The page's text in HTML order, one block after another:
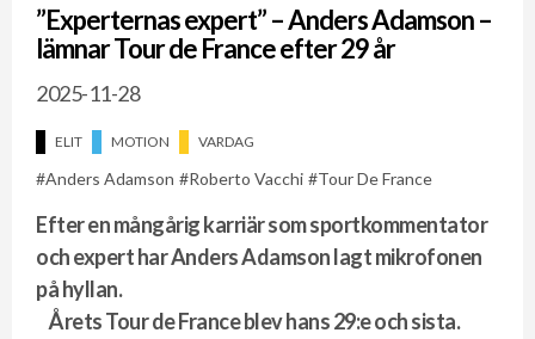
”Experternas expert” – Anders Adamson –
lämnar Tour de France efter 29 år
2025-11-28
ELIT MOTION VARDAG
Anders Adamson Roberto Vacchi Tour De France
Efter en mångårig karriär som sportkommentator
och expert har Anders Adamson lagt mikrofonen
på hyllan.
Årets Tour de France blev hans 29:e och sista.